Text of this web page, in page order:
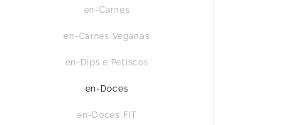
en-Carnes
en-Carnes Veganas
en-Dips e Petiscos
en-Doces
en-Doces FIT